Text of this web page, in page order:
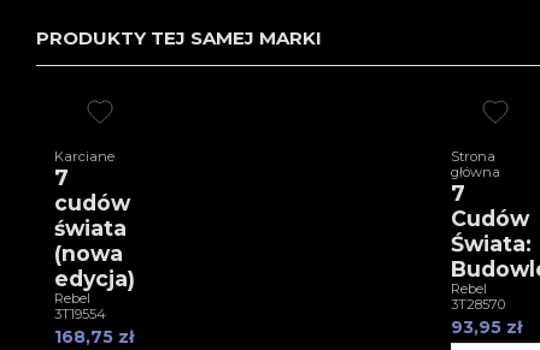
PRODUKTY TEJ SAMEJ MARKI
Karciane
7
cudów
świata
(nowa
edycja)
Rebel
3T19554
168,75 zł
Strona
główna
7
Cudów
Świata:
Rebel
3T28570
93,95 zł